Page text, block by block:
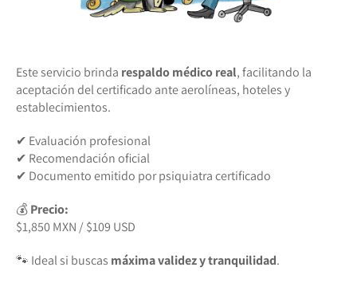
Este servicio brinda respaldo médico real, facilitando la
aceptación del certificado ante aerolíneas, hoteles y
establecimientos.
✔ Evaluación profesional
✔ Recomendación oficial
✔ Documento emitido por psiquiatra certificado
💰Precio:
$1,850 MXN / $109 USD
🐾 Ideal si buscas máxima validez y tranquilidad.